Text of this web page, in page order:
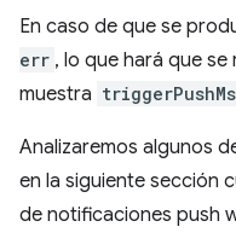
En caso de que se
err , lo que hará que
muestra
Analizaremos algunos
en la siguiente sección
de notificaciones push